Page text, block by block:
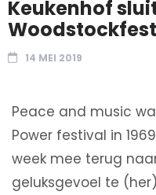
Keukenhof
14 MEI 2019
Peace and music
Power festival in
week mee terug
geluksgevoel te